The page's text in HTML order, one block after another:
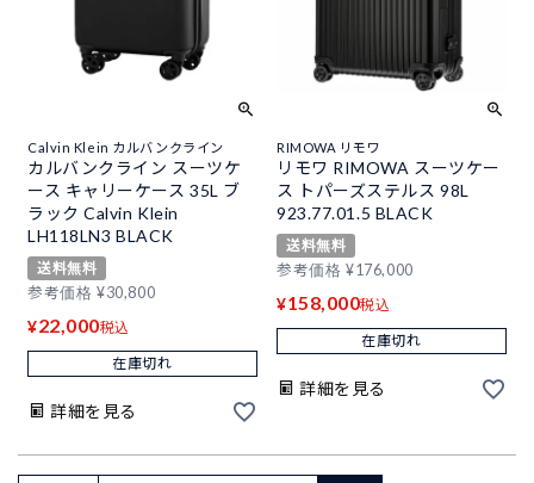
Calvin Klein カルバンクライン
カルバンクライン スーツケ
ース キャリーケース 35L ブ
ラック Calvin Klein
LH118LN3 BLACK
送料無料
参考価格 ¥30,800
¥22,000税込
在庫切れ
詳細を見る
RIMOWA リモワ
リモワ RIMOWA スーツケー
ス トパーズステルス 98L
923.77.01.5 BLACK
送料無料
参考価格 ¥176,000
¥158,000税込
在庫切れ
詳細を見る